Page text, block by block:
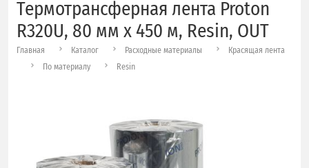
Термотрансферная лента Proton
R320U, 80 мм х 450 м, Resin, OUT
Главная Каталог Расходные материалы
Красящая лента
По материалу
Resin